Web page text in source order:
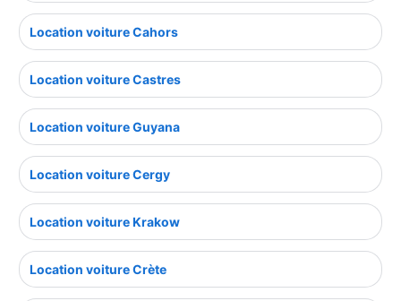
Location voiture Cahors
Location voiture Castres
Location voiture Guyana
Location voiture Cergy
Location voiture Krakow
Location voiture Crète